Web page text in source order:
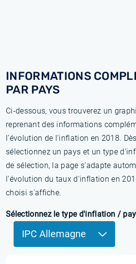
INFORMATIONS
PAR PAYS
Ci-dessous, vous trouverez un
reprenant des informations
l’évolution de l'inflation en 2018.
sélectionnez un pays et un type
de sélection, la page s'adapte
l'évolution du taux d'inflation en
choisi s'affiche.
Sélectionnez le type d'inflation /
IPC Allemagne